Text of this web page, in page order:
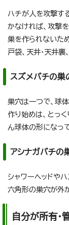
ハチが人を攻撃す
かなければ、攻撃
巣を作られないた
戸袋、天井・天井裏
スズメバチの巣
巣穴は一つで、球
作り始めは、とっ
ん球体の形になっ
アシナガバチの
シャワーヘッドや
六角形の巣穴が外
自分が所有・